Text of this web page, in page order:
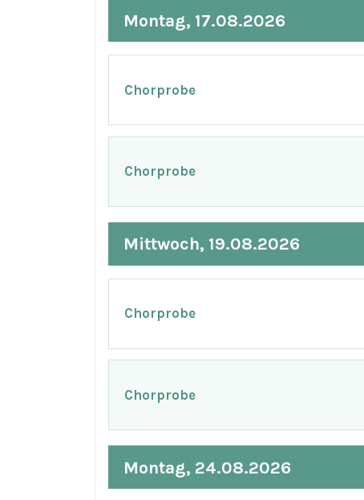
Montag, 17.08.2026
Chorprobe
Chorprobe
Mittwoch, 19.08.2026
Chorprobe
Chorprobe
Montag, 24.08.2026